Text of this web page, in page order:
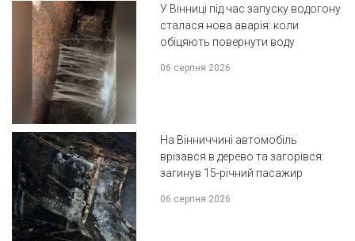
У Вінниці під час запуску водогону
сталася нова аварія: коли
обіцяють повернути воду
06 серпня 2026
На Вінниччині автомобіль
врізався в дерево та загорівся:
загинув 15-річний пасажир
06 серпня 2026